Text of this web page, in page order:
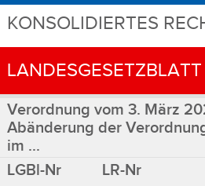
KONSOLIDIERTES
LANDESGESETZBLATT
Verordnung vom 3. März
Abänderung der
im ...
LGBl-Nr
LR-Nr